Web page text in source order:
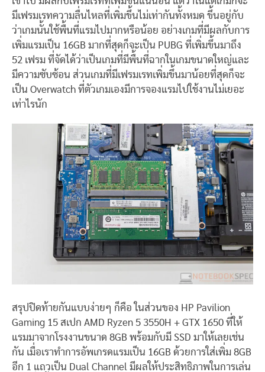
มีเฟรมเรทความลื่นไหลที่เพิ่มขึ้นไม่เท่ากันทั้งหมด ขึ้นอยู่กับ
ว่าเกมนั้นใช้พื้นที่แรมไปมากหรือน้อย อย่างเกมที่มีผลกับการ
เพิ่มแรมเป็น 16GB มากที่สุดก็จะเป็น PUBG ที่เพิ่มขึ้นมาถึง
52 เฟรม ที่จัดได้ว่าเป็นเกมที่มีพื้นที่ฉากในเกมขนาดใหญ่และ
มีความซับซ้อน ส่วนเกมที่มีเฟรมเรทเพิ่มขึ้นมาน้อยที่สุดก็จะ
เป็น Overwatch ที่ตัวเกมเองมีการจองแรมไปใช้งานไม่เยอะ
เท่าไรนัก
สรุปปิดท้ายกันแบบง่ายๆ ก็คือ ในส่วนของ HP Pavilion
Gaming 15 สเปก AMD Ryzen 5 3550H + GTX 1650 ที่ให้
แรมมาจากโรงงานขนาด 8GB พร้อมกับมี SSD มาให้เลยเช่น
กัน เมื่อเราทำการอัพเกรดแรมเป็น 16GB ด้วยการใส่เพิ่ม 8GB
อีก 1 แถวเป็น Dual Channel มีผลให้ประสิทธิภาพในการเล่น